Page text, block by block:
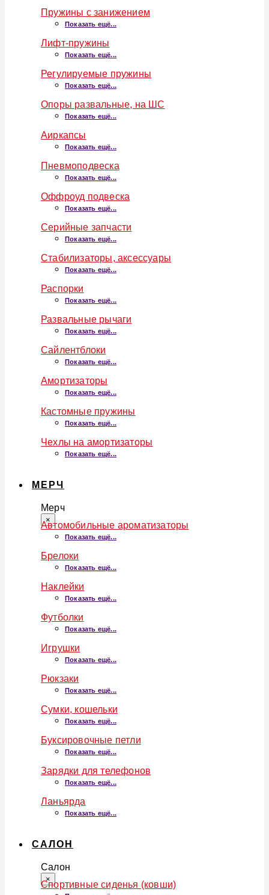
Пружины с занижением
Показать ещё...
Лифт-пружины
Показать ещё...
Регулируемые пружины
Показать ещё...
Опоры развальные, на ШС
Показать ещё...
Аиркапсы
Показать ещё...
Пневмоподвеска
Показать ещё...
Оффроуд подвеска
Показать ещё...
Серийные запчасти
Показать ещё...
Стабилизаторы, аксессуары
Показать ещё...
Распорки
Показать ещё...
Развальные рычаги
Показать ещё...
Сайлентблоки
Показать ещё...
Амортизаторы
Показать ещё...
Кастомные пружины
Показать ещё...
Чехлы на амортизаторы
Показать ещё...
МЕРЧ
Мерч
×
Автомобильные ароматизаторы
Показать ещё...
Брелоки
Показать ещё...
Наклейки
Показать ещё...
Футболки
Показать ещё...
Игрушки
Показать ещё...
Рюкзаки
Показать ещё...
Сумки, кошельки
Показать ещё...
Буксировочные петли
Показать ещё...
Зарядки для телефонов
Показать ещё...
Ланьярда
Показать ещё...
САЛОН
Салон
×
Спортивные сиденья (ковши)